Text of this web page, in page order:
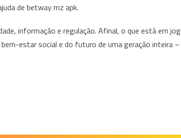
de betway mz apk.
informação e regulação. Afinal, o que está em
estar social e do futuro de uma geração inteira